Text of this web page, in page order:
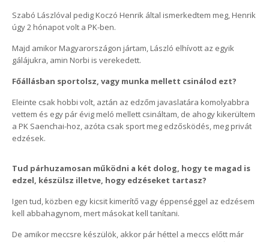
Szabó Lászlóval pedig Koczó Henrik által ismerkedtem meg, Henrik
úgy 2 hónapot volt a PK-ben.
Majd amikor Magyarországon jártam, László elhívott az egyik
gálájukra, amin Norbi is verekedett.
Főállásban sportolsz, vagy munka mellett csinálod ezt?
Eleinte csak hobbi volt, aztán az edzőm javaslatára komolyabbra
vettem és egy pár évig meló mellett csináltam, de ahogy kikerültem
a PK Saenchai-hoz, azóta csak sport meg edzősködés, meg privát
edzések.
Tud párhuzamosan működni a két dolog, hogy te magad is
edzel, készülsz illetve, hogy edzéseket tartasz?
Igen tud, közben egy kicsit kimerítő vagy éppenséggel az edzésem
kell abbahagynom, mert másokat kell tanítani.
De amikor meccsre készülök, akkor pár héttel a meccs előtt már